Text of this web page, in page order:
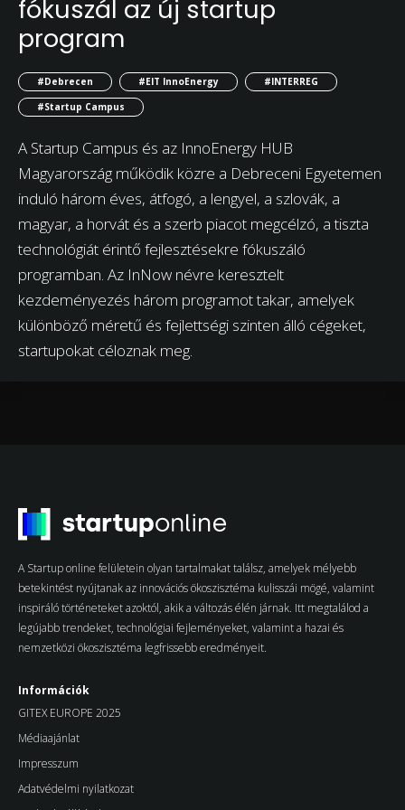
fókuszál az új startup
program
#Debrecen #EIT InnoEnergy
#INTERREG
#Startup Campus
A Startup Campus és az InnoEnergy HUB
Magyarország működik közre a Debreceni Egyetemen
induló három éves, átfogó, a lengyel, a szlovák, a
magyar, a horvát és a szerb piacot megcélzó, a tiszta
technológiát érintő fejlesztésekre fókuszáló
programban. Az InNow névre keresztelt
kezdeményezés három programot takar, amelyek
különböző méretű és fejlettségi szinten álló cégeket,
startupokat céloznak meg.
A Startup online felületein olyan tartalmakat találsz, amelyek mélyebb
betekintést nyújtanak az innovációs ökoszisztéma kulisszái mögé, valamint
inspiráló történeteket azoktól, akik a változás élén járnak. Itt megtalálod a
legújabb trendeket, technológiai fejleményeket, valamint a hazai és
nemzetközi ökoszisztéma legfrissebb eredményeit.
Információk
GITEX EUROPE 2025
Médiaajánlat
Impresszum
Adatvédelmi nyilatkozat